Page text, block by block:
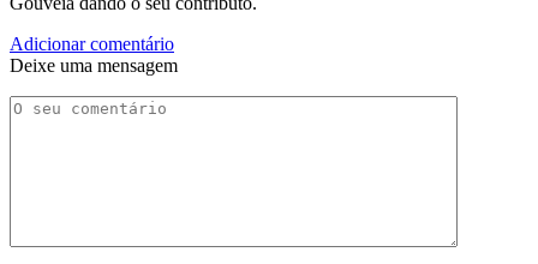
Adicionar comentário
Deixe uma mensagem